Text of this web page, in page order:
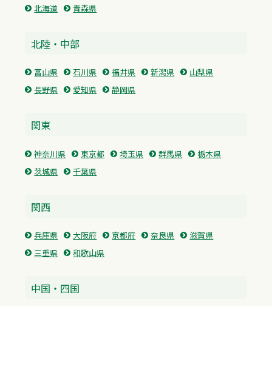
北海道 青森県
北陸・中部
富山県 石川県 福井県 新潟県
山梨県
長野県
愛知県 静岡県
関東
神奈川県 東京都 埼玉県 群馬県
栃木県
茨城県
千葉県
関西
兵庫県 大阪府 京都府 奈良県
滋賀県
三重県
和歌山県
中国・四国